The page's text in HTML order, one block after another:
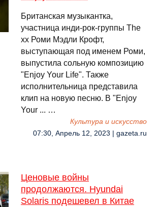
Британская музыкантка,
участница инди-рок-группы The
xx Роми Мэдли Крофт,
выступающая под именем Роми,
выпустила сольную композицию
"Enjoy Your Life". Также
исполнительница представила
клип на новую песню. В "Enjoy
Your ... …
Культура и искусство
07:30, Апрель 12, 2023 | gazeta.ru
Ценовые войны
продолжаются. Hyundai
Solaris подешевел в Китае